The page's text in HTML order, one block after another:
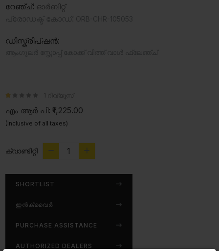
റേഞ്ച്: ഓർബിറ്റ്
ഡിസ്ക്രിപ്ഷൻ:
1 റിവ്യൂസ്
എം ആർ പി: ₹1,225.00
(Inclusive of all taxes)
ക്വാണ്ടിറ്റി
SHORTLIST
ഇൻക്വൈർ
PURCHASE ASSISTANCE
AUTHORIZED DEALERS